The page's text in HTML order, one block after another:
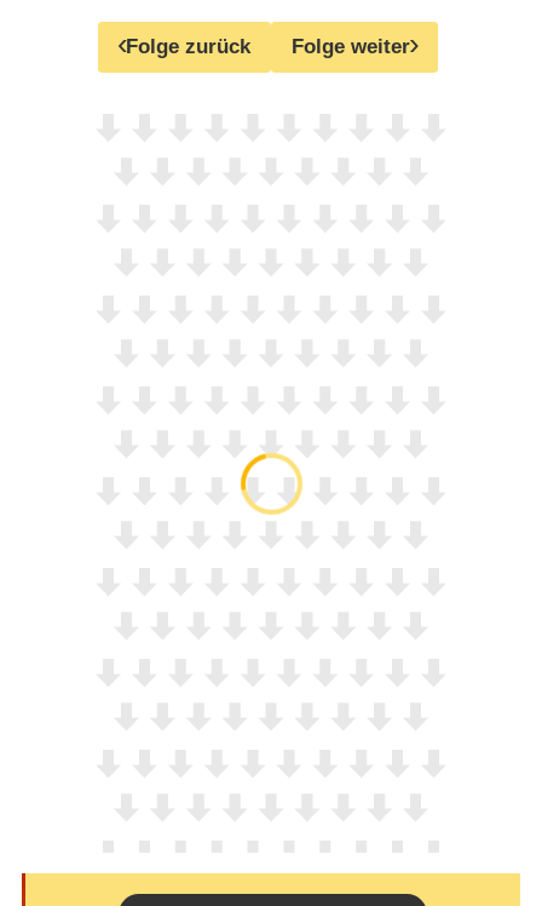
Folge zurück Folge weiter